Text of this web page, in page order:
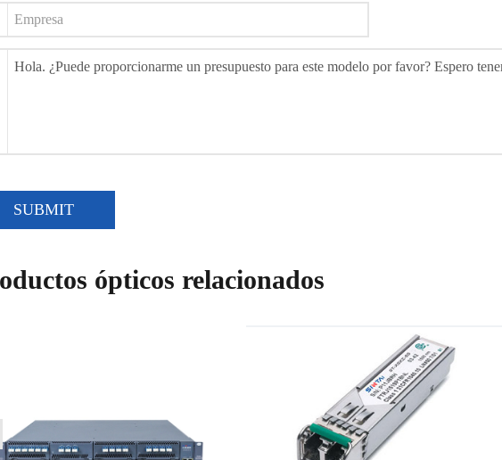
SUBMIT
ópticos relacionados